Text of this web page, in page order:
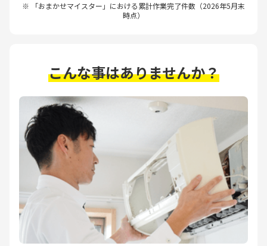
※ 「おまかせマイスター」における累計作業完了件数（2026年5月末
時点）
こんな事はありませんか？